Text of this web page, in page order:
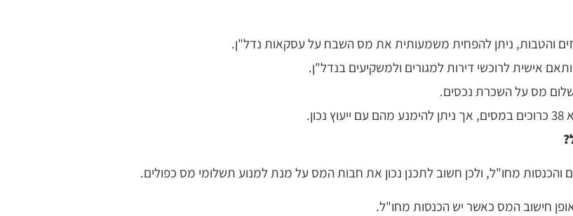
והטבות, ניתן להפחית משמעותית את מס השבח על עסקאות נדל"ן.
אישית לרוכשי דירות למגורים ולמשקיעים בנדל"ן.
מס על השכרת נכסים.
מחו"ל, ולכן חשוב לתכנן נכון את חבות המס על מנת למנוע תשלומי מס כפולים.
אופן חישוב המס כאשר יש הכנסות מחו"ל.